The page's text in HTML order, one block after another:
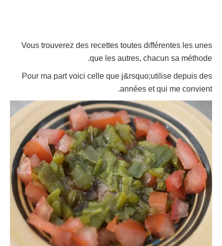
Vous trouverez des recettes toutes différentes les unes
que les autres, chacun sa méthode.
Pour ma part voici celle que j&rsquo;utilise depuis des
années et qui me convient.